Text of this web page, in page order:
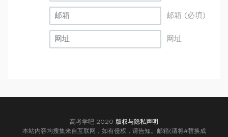
邮箱 (必填)
网址
高考学吧 2020 版权与隐私声明
本站内容均搜集来自互联网，如有侵权，请告知。邮箱(请将#替换成